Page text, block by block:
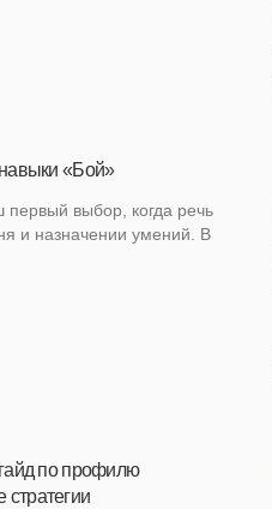
«Бой»
выбор, когда речь
и назначении умений. В
по профилю